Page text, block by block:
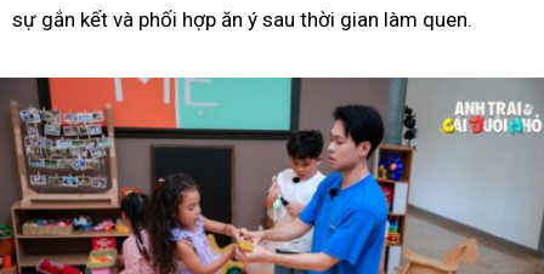
sự gắn kết và phối hợp ăn ý sau thời gian làm quen.